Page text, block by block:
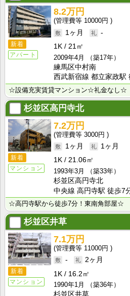
新着
アパート
8.2万円
10000円
1ヶ月
-
1K
21㎡
2009年4月
（築17年）
練馬区中村南
西武新宿線 都立家政駅
☆設備充実賃貸マンション☆礼金なし☆
杉並区高円寺北
新着
マンション
7.2万円
3000円
1ヶ月
1ヶ月
1K
21.06㎡
1993年3月
（築33年）
杉並区高円寺北
中央線 高円寺駅 徒歩7
☆高円寺駅から徒歩7分！東南角部屋☆
杉並区井草
新着
マンション
7.1万円
11000円
-
2ヶ月
1K
16.2㎡
1990年1月
（築36年）
杉並区井草